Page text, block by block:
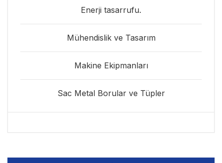
Enerji tasarrufu.
Mühendislik ve Tasarım
Makine Ekipmanları
Sac Metal Borular ve Tüpler